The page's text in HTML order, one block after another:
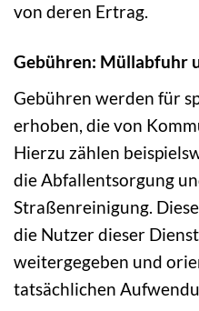
von deren Ertrag.
Gebühren: Müllabfuhr
Gebühren werden für
erhoben, die von
Hierzu zählen
die Abfallentsorgung
Straßenreinigung.
die Nutzer dieser
weitergegeben und
tatsächlichen